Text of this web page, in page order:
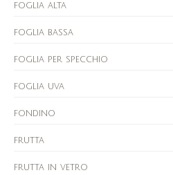
foglia alta
foglia bassa
foglia per specchio
foglia uva
fondino
frutta
frutta in vetro